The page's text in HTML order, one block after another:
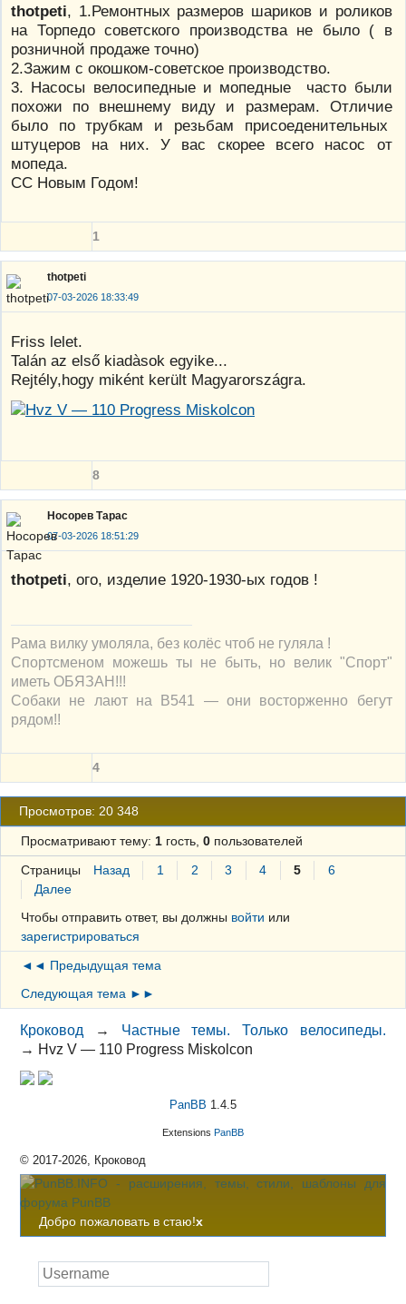
thotpeti, 1.Ремонтных размеров шариков и роликов
на Торпедо советского производства не было ( в
розничной продаже точно)
2.Зажим с окошком-советское производство.
3. Насосы велосипедные и мопедные часто были
похожи по внешнему виду и размерам. Отличие
было по трубкам и резьбам присоеденительных
штуцеров на них. У вас скорее всего насос от
мопеда.
СС Новым Годом!
1
thotpeti
07-03-2026 18:33:49
Friss lelet.
Talán az első kiadàsok egyike...
Rejtély,hogy miként került Magyarországra.
8
Носорев Тарас
07-03-2026 18:51:29
thotpeti, ого, изделие 1920-1930-ых годов !
Рама вилку умоляла, без колёс чтоб не гуляла !
Спортсменом можешь ты не быть, но велик "Спорт"
иметь ОБЯЗАН!!!
Собаки не лают на В541 — они восторженно бегут
рядом!!
4
Просмотров: 20 348
Просматривают тему: 1гость, 0пользователей
Страницы Назад 1 2 3 4 5
6
Далее
Чтобы отправить ответ, вы должны войти или
зарегистрироваться
◄◄ Предыдущая тема
Следующая тема ►►
Кроковод → Частные темы. Только велосипеды.
→ Hvz V — 110 Progress Miskolcon
PanBB 1.4.5
Extensions PanBB
© 2017-2026, Кроковод
Добро пожаловать в стаю!x